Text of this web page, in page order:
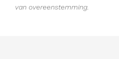
van overeenstemming.